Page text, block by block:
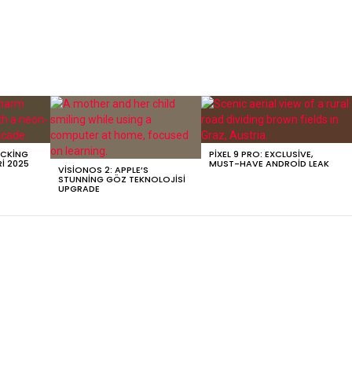
2025 VISIONOS 2: APPLE’S
STUNNING GÖZ TEKNOLOJISI
UPGRADE
PIXEL 9 PRO: EXCLUSIVE,
MUST-HAVE ANDROID LEAK